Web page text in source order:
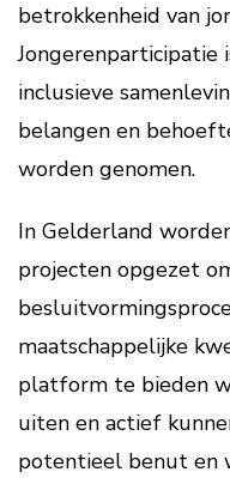
betrokkenheid van
Jongerenparticipatie
inclusieve
belangen en
worden genomen.
In Gelderland
projecten opgezet
maatschappelijke
platform te bieden
uiten en actief
potentieel benut en